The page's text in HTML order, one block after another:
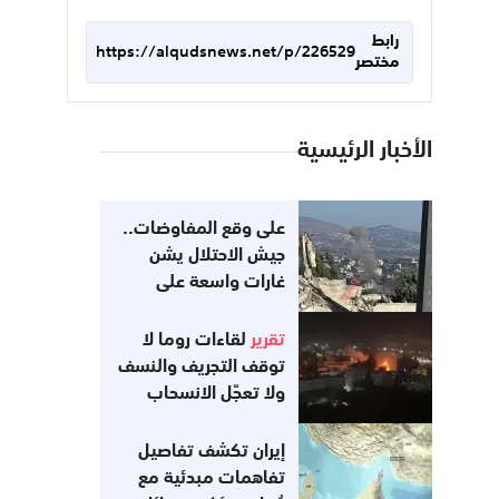
رابط
مختصر
https://alqudsnews.net/p/226529
الأخبار الرئيسية
على وقع المفاوضات..
جيش الاحتلال يشن
غارات واسعة على
تقرير لقاءات روما لا
توقف التجريف والنسف
ولا تعجّل الانسحاب
إيران تكشف تفاصيل
تفاهمات مبدئية مع